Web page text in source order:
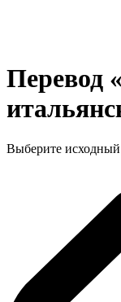
Перевод
Выберите